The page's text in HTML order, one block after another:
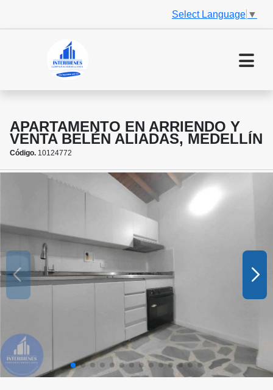
Select Language ▼
APARTAMENTO EN ARRIENDO Y
VENTA BELÉN ALIADAS, MEDELLÍN
Código. 10124772